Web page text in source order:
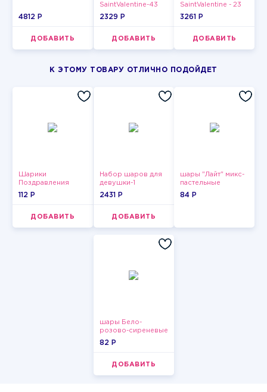
4812 P
ДОБАВИТЬ
SaintValentine-43
2329 P
ДОБАВИТЬ
SaintValentine - 23
3261 P
ДОБАВИТЬ
К ЭТОМУ ТОВАРУ ОТЛИЧНО ПОДОЙДЕТ
Шарики
Поздравления
112 P
ДОБАВИТЬ
Набор шаров для
девушки-1
2431 P
ДОБАВИТЬ
шары "Лайт" микс-
пастельные
84 P
шары Бело-
розово-сиреневые
пастельные
82 P
ДОБАВИТЬ